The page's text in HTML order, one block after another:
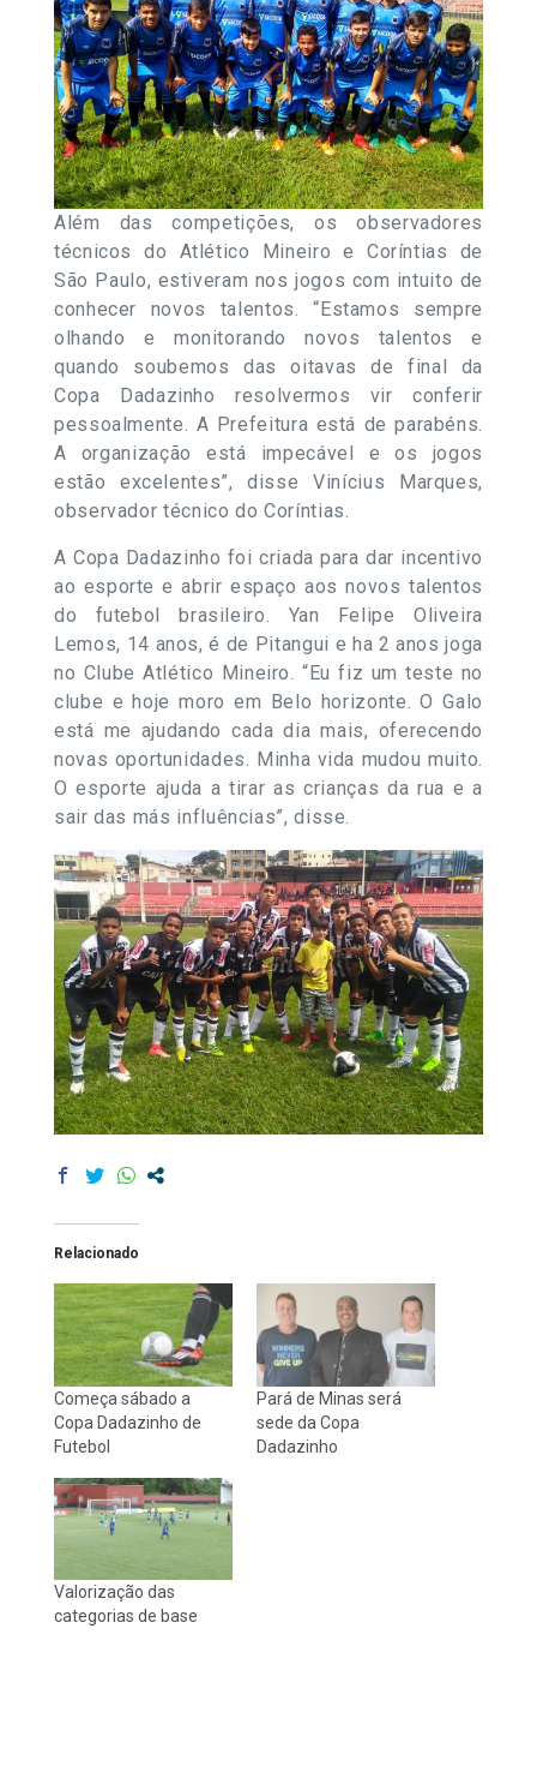
Além das competições, os observadores
técnicos do Atlético Mineiro e Coríntias de
São Paulo, estiveram nos jogos com intuito de
conhecer novos talentos. “Estamos sempre
olhando e monitorando novos talentos e
quando soubemos das oitavas de final da
Copa Dadazinho resolvermos vir conferir
pessoalmente. A Prefeitura está de parabéns.
A organização está impecável e os jogos
estão excelentes”, disse Vinícius Marques,
observador técnico do Coríntias.
A Copa Dadazinho foi criada para dar incentivo
ao esporte e abrir espaço aos novos talentos
do futebol brasileiro. Yan Felipe Oliveira
Lemos, 14 anos, é de Pitangui e ha 2 anos joga
no Clube Atlético Mineiro. “Eu fiz um teste no
clube e hoje moro em Belo horizonte. O Galo
está me ajudando cada dia mais, oferecendo
novas oportunidades. Minha vida mudou muito.
O esporte ajuda a tirar as crianças da rua e a
sair das más influências”, disse.
Relacionado
Começa sábado a
Copa Dadazinho de
Futebol
Pará de Minas será
sede da Copa
Dadazinho
Valorização das
categorias de base